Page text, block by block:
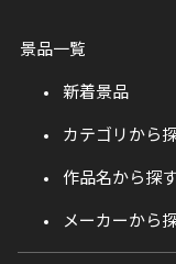
景品一覧
新着景品
カテゴリから
作品名から探
メーカーから